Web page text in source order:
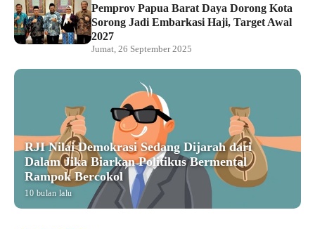
Pemprov Papua Barat Daya Dorong Kota
Sorong Jadi Embarkasi Haji, Target Awal
2027
Jumat, 26 September 2025
RJI Nilai Demokrasi Sedang Dijarah dari
Dalam Jika Biarkan Politikus Bermental
Rampok Bercokol
10 bulan lalu